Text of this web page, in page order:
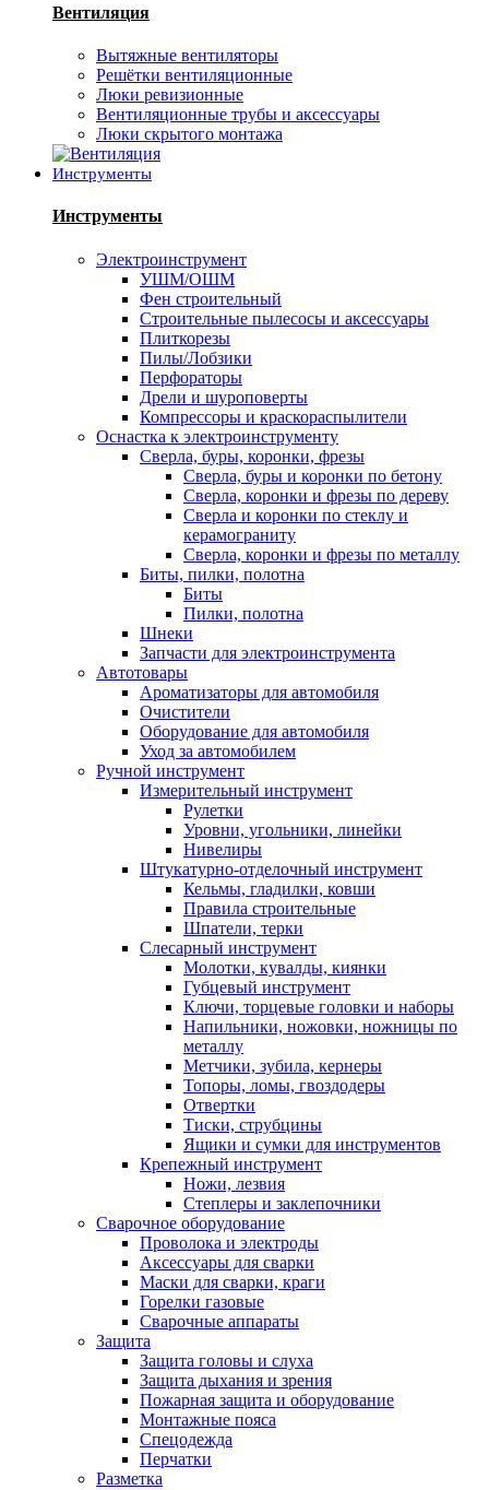
Вентиляция
Вытяжные вентиляторы
Решётки вентиляционные
Люки ревизионные
Вентиляционные трубы и аксессуары
Люки скрытого монтажа
Инструменты
Инструменты
Электроинструмент
УШМ/ОШМ
Фен строительный
Строительные пылесосы и аксессуары
Плиткорезы
Пилы/Лобзики
Перфораторы
Дрели и шуроповерты
Компрессоры и краскораспылители
Оснастка к электроинструменту
Сверла, буры, коронки, фрезы
Сверла, буры и коронки по бетону
Сверла, коронки и фрезы по дереву
Сверла и коронки по стеклу и
керамограниту
Сверла, коронки и фрезы по металлу
Биты, пилки, полотна
Биты
Пилки, полотна
Шнеки
Запчасти для электроинструмента
Автотовары
Ароматизаторы для автомобиля
Очистители
Оборудование для автомобиля
Уход за автомобилем
Ручной инструмент
Измерительный инструмент
Рулетки
Уровни, угольники, линейки
Нивелиры
Штукатурно-отделочный инструмент
Кельмы, гладилки, ковши
Правила строительные
Шпатели, терки
Слесарный инструмент
Молотки, кувалды, киянки
Губцевый инструмент
Ключи, торцевые головки и наборы
Напильники, ножовки, ножницы по
металлу
Метчики, зубила, кернеры
Топоры, ломы, гвоздодеры
Отвертки
Тиски, струбцины
Ящики и сумки для инструментов
Крепежный инструмент
Ножи, лезвия
Степлеры и заклепочники
Сварочное оборудование
Проволока и электроды
Аксессуары для сварки
Маски для сварки, краги
Горелки газовые
Сварочные аппараты
Защита
Защита головы и слуха
Защита дыхания и зрения
Пожарная защита и оборудование
Монтажные пояса
Спецодежда
Перчатки
Разметка